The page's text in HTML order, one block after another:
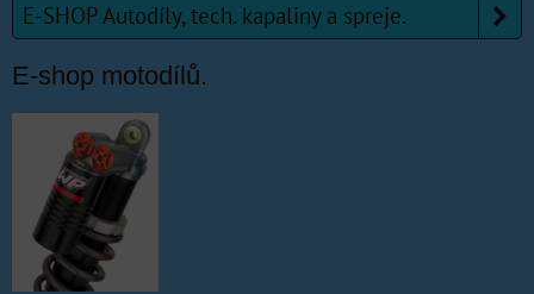
E-SHOP Autodíly, tech. kapaliny a spreje.
E-shop motodílů.